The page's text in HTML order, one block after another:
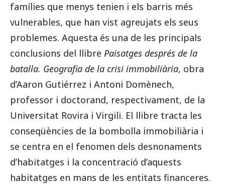
famílies que menys tenien i els barris més
vulnerables, que han vist agreujats els seus
problemes. Aquesta és una de les principals
conclusions del llibre Paisatges després de la
batalla. Geografia de la crisi immobiliària, obra
d’Aaron Gutiérrez i Antoni Domènech,
professor i doctorand, respectivament, de la
Universitat Rovira i Virgili. El llibre tracta les
conseqüències de la bombolla immobiliària i
se centra en el fenomen dels desnonaments
d’habitatges i la concentració d’aquests
habitatges en mans de les entitats financeres.